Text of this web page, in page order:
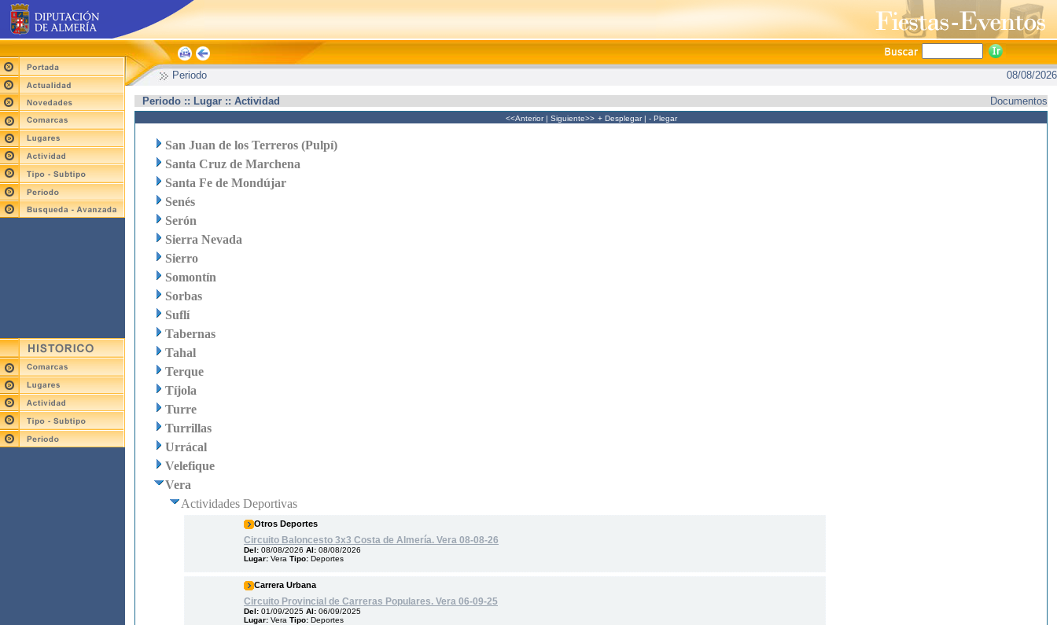
Periodo 08/08/2026
Periodo :: Lugar :: Actividad Documentos
<<Anterior| Siguiente>> + Desplegar| - Plegar
San Juan de los Terreros (Pulpí)
Santa Cruz de Marchena
Santa Fe de Mondújar
Senés
Serón
Sierra Nevada
Sierro
Somontín
Sorbas
Suflí
Tabernas
Tahal
Terque
Tíjola
Turre
Turrillas
Urrácal
Velefique
Vera
Actividades Deportivas
Otros Deportes
Circuito Baloncesto 3x3 Costa de Almería. Vera 08-08-26
Del: 08/08/2026 Al: 08/08/2026
Lugar: Vera Tipo: Deportes
Carrera Urbana
Circuito Provincial de Carreras Populares. Vera 06-09-25
Del: 01/09/2025 Al: 06/09/2025
Lugar: Vera Tipo: Deportes